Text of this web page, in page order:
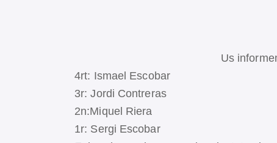
Us informem dels 4
4rt: Ismael Escobar
3r: Jordi Contreras
2n:Miquel Riera
1r: Sergi Escobar